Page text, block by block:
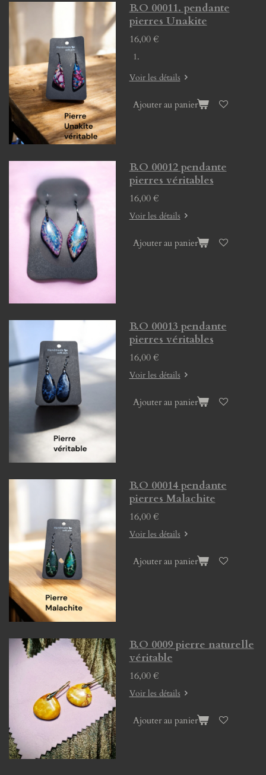
B.O 00011. pendante
pierres Unakite
16,00 €
Voir les détails
Ajouter au panier
B.O 00012 pendante
pierres véritables
16,00 €
Voir les détails
Ajouter au panier
B.O 00013 pendante
pierres véritables
16,00 €
Voir les détails
Ajouter au panier
B.O 00014 pendante
pierres Malachite
16,00 €
Voir les détails
Ajouter au panier
B.O 0009 pierre naturelle
véritable
16,00 €
Voir les détails
Ajouter au panier